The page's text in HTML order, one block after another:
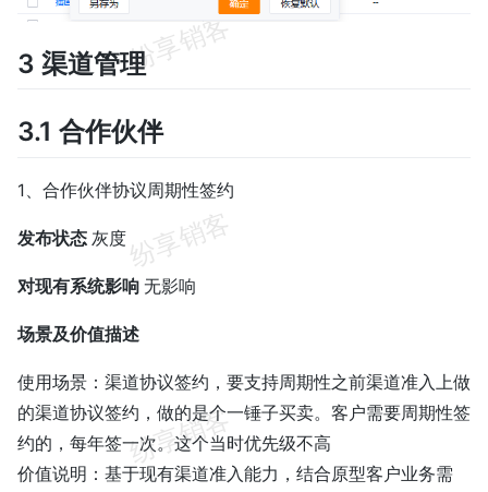
3 渠道管理
3.1 合作伙伴
1、合作伙伴协议周期性签约
发布状态 灰度
对现有系统影响 无影响
场景及价值描述
使用场景：渠道协议签约，要支持周期性之前渠道准入上做
的渠道协议签约，做的是个一锤子买卖。客户需要周期性签
约的，每年签一次。这个当时优先级不高
价值说明：基于现有渠道准入能力，结合原型客户业务需